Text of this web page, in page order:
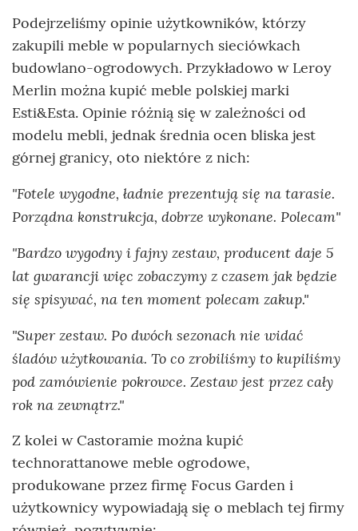
Podejrzeliśmy opinie użytkowników, którzy
zakupili meble w popularnych sieciówkach
budowlano-ogrodowych. Przykładowo w Leroy
Merlin można kupić meble polskiej marki
Esti&Esta. Opinie różnią się w zależności od
modelu mebli, jednak średnia ocen bliska jest
górnej granicy, oto niektóre z nich:
"Fotele wygodne, ładnie prezentują się na tarasie.
Porządna konstrukcja, dobrze wykonane. Polecam"
"Bardzo wygodny i fajny zestaw, producent daje 5
lat gwarancji więc zobaczymy z czasem jak będzie
się spisywać, na ten moment polecam zakup."
"Super zestaw. Po dwóch sezonach nie widać
śladów użytkowania. To co zrobiliśmy to kupiliśmy
pod zamówienie pokrowce. Zestaw jest przez cały
rok na zewnątrz."
Z kolei w Castoramie można kupić
technorattanowe meble ogrodowe,
produkowane przez firmę Focus Garden i
użytkownicy wypowiadają się o meblach tej firmy